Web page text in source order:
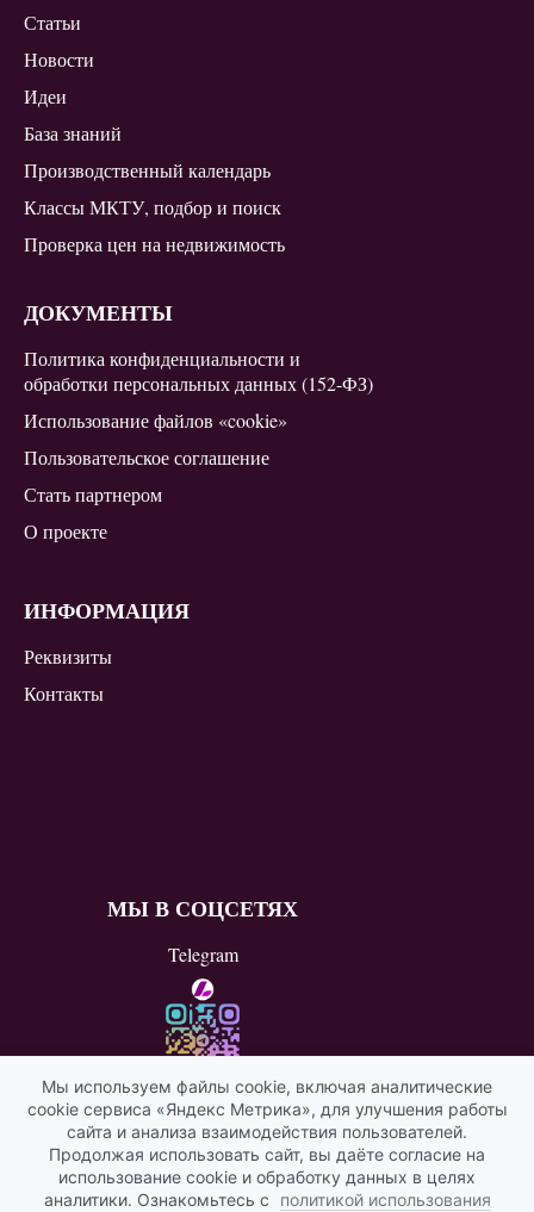
Статьи
Новости
Идеи
База знаний
Производственный календарь
Классы МКТУ, подбор и поиск
Проверка цен на недвижимость
ДОКУМЕНТЫ
Политика конфиденциальности и
обработки персональных данных (152-ФЗ)
Использование файлов «cookie»
Пользовательское соглашение
Стать партнером
О проекте
ИНФОРМАЦИЯ
Реквизиты
Контакты
МЫ В СОЦСЕТЯХ
Telegram
ВКонтакте
Яндекс ИКС
Мы используем файлы cookie, включая аналитические
cookie сервиса «Яндекс Метрика», для улучшения работы
сайта и анализа взаимодействия пользователей.
Продолжая использовать сайт, вы даёте согласие на
использование cookie и обработку данных в целях
аналитики. Ознакомьтесь с
политикой использования